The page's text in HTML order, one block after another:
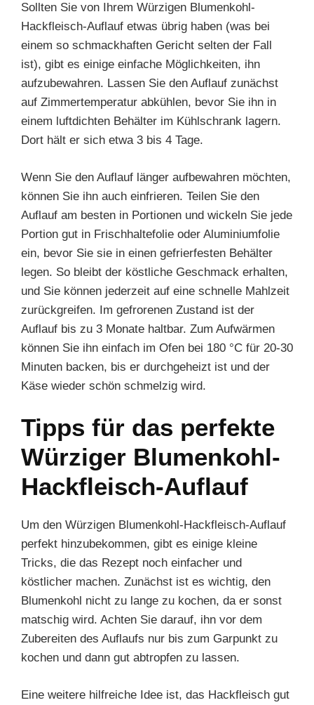
Sollten Sie von Ihrem Würzigen Blumenkohl-
Hackfleisch-Auflauf etwas übrig haben (was bei
einem so schmackhaften Gericht selten der Fall
ist), gibt es einige einfache Möglichkeiten, ihn
aufzubewahren. Lassen Sie den Auflauf zunächst
auf Zimmertemperatur abkühlen, bevor Sie ihn in
einem luftdichten Behälter im Kühlschrank lagern.
Dort hält er sich etwa 3 bis 4 Tage.
Wenn Sie den Auflauf länger aufbewahren möchten,
können Sie ihn auch einfrieren. Teilen Sie den
Auflauf am besten in Portionen und wickeln Sie jede
Portion gut in Frischhaltefolie oder Aluminiumfolie
ein, bevor Sie sie in einen gefrierfesten Behälter
legen. So bleibt der köstliche Geschmack erhalten,
und Sie können jederzeit auf eine schnelle Mahlzeit
zurückgreifen. Im gefrorenen Zustand ist der
Auflauf bis zu 3 Monate haltbar. Zum Aufwärmen
können Sie ihn einfach im Ofen bei 180 °C für 20-30
Minuten backen, bis er durchgeheizt ist und der
Käse wieder schön schmelzig wird.
Tipps für das perfekte
Würziger Blumenkohl-
Hackfleisch-Auflauf
Um den Würzigen Blumenkohl-Hackfleisch-Auflauf
perfekt hinzubekommen, gibt es einige kleine
Tricks, die das Rezept noch einfacher und
köstlicher machen. Zunächst ist es wichtig, den
Blumenkohl nicht zu lange zu kochen, da er sonst
matschig wird. Achten Sie darauf, ihn vor dem
Zubereiten des Auflaufs nur bis zum Garpunkt zu
kochen und dann gut abtropfen zu lassen.
Eine weitere hilfreiche Idee ist, das Hackfleisch gut